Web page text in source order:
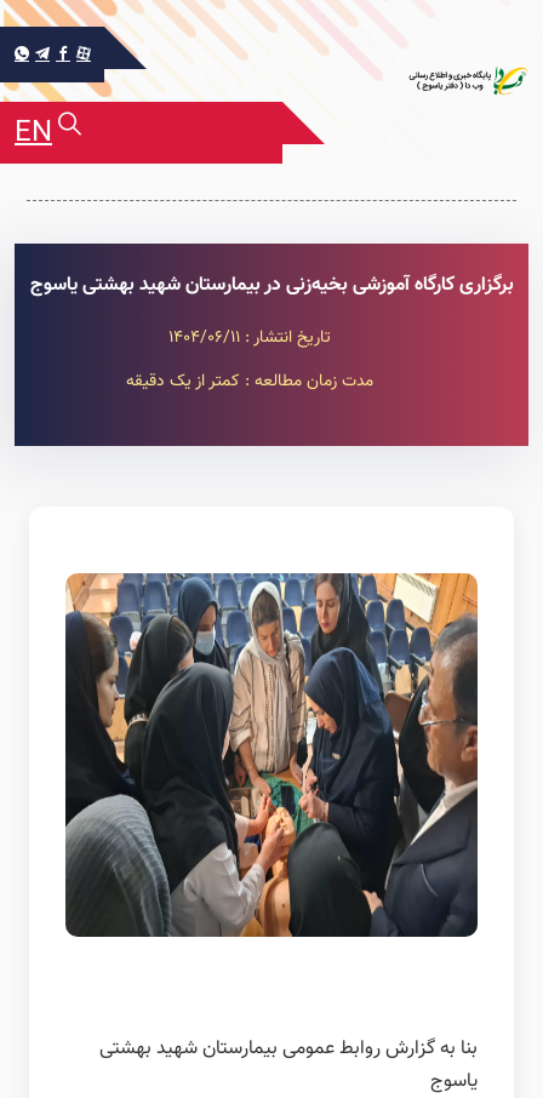
EN
برگزاری کارگاه آموزشی بخیه‌زنی در بیمارستان شهید بهشتی یاسوج
تاریخ انتشار : 1404/06/11
مدت زمان مطالعه : کمتر از یک دقیقه
بنا به گزارش روابط عمومی بیمارستان شهید بهشتی
یاسوج